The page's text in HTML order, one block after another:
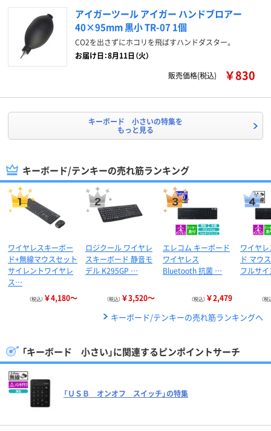
アイガーツール アイガー ハンドブロアー
40×95mm 黒小 TR-07 1個
CO2を出さずにホコリを飛ばすハンドダスター。
お届け日：8月11日（火）
販売価格(税込)
￥830
キーボード 小さいの特集を
もっと見る
キーボード/テンキーの売れ筋ランキング
ワイヤレスキーボー
ド+無線マウスセット
サイレントワイヤレ
ス…
（税込） ￥4,180～
ロジクール ワイヤレ
スキーボード 静音モ
デル K295GP …
（税込） ￥3,520～
エレコム キーボード
ワイヤレス
Bluetooth 抗菌 …
（税込） ￥2,479
ワイヤ
ド マウ
フルサ
（税
キーボード/テンキーの売れ筋ランキングへ
「キーボード 小さい」に関連するピンポイントサーチ
「ＵＳＢ オンオフ スイッチ」の特集